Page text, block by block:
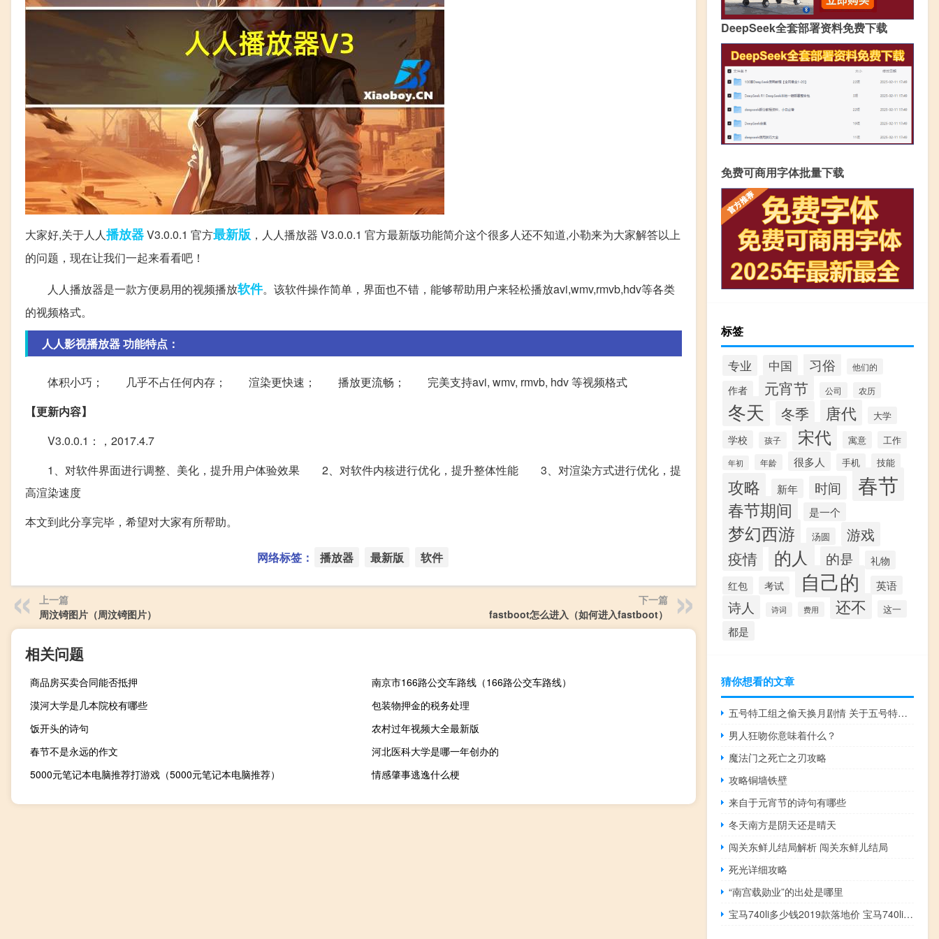
大家好,关于人人播放器V3.0.0.1 官方最新版 ，人人播放器 V3.0.0.1 官方最新版功能简介这个很多人还不知道,小勒来为大家解答以上
的问题，现在让我们一起来看看吧！
人人播放器是一款方便易用的视频播放软件。该软件操作简单，界面也不错，能够帮助用户来轻松播放avi,wmv,rmvb,hdv等各类
的视频格式。
人人影视播放器 功能特点：
体积小巧； 几乎不占任何内存； 渲染更快速； 播放更流畅； 完美支持avi, wmv, rmvb, hdv 等视频格式
【更新内容】
V3.0.0.1：，2017.4.7
1、对软件界面进行调整、美化，提升用户体验效果 2、对软件内核进行优化，提升整体性能 3、对渲染方式进行优化，提
高渲染速度
本文到此分享完毕，希望对大家有所帮助。
网络标签： 播放器 最新版 软件
上一篇
周汶锜图片（周汶锜图片）
下一篇
fastboot怎么进入（如何进入fastboot）
相关问题
商品房买卖合同能否抵押
南京市166路公交车路线（166路公交车路线）
漠河大学是几本院校有哪些
包装物押金的税务处理
饭开头的诗句
农村过年视频大全最新版
春节不是永远的作文
河北医科大学是哪一年创办的
5000元笔记本电脑推荐打游戏（5000元笔记本电脑推荐）
情感肇事逃逸什么梗
DeepSeek全套部署资料免费下载
免费可商用字体批量下载
标签
专业 中国 习俗 他们的
作者 元宵节 公司 农历
冬天 冬季 唐代 大学
学校 孩子 宋代 寓意 工作
年初 年龄 很多人 手机 技能
攻略 新年 时间 春节
春节期间 是一个
梦幻西游 汤圆 游戏
疫情 的人 的是 礼物
红包 考试 自己的 英语
诗人 诗词 费用 还不 这一
都是
猜你想看的文章
五号特工组之偷天换月剧情 关于五号特工组之偷天换月剧情的介绍
男人狂吻你意味着什么？
魔法门之死亡之刃攻略
攻略铜墙铁壁
来自于元宵节的诗句有哪些
冬天南方是阴天还是晴天
闯关东鲜儿结局解析 闯关东鲜儿结局
死光详细攻略
“南宫载勋业”的出处是哪里
宝马740li多少钱2019款落地价 宝马740li多少钱一辆